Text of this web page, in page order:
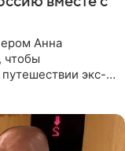
Анна
чтобы
экс-